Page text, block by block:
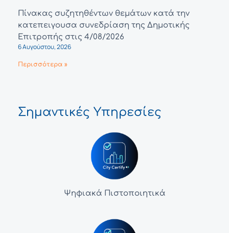
Πίνακας συζητηθέντων θεμάτων κατά την
κατεπειγουσα συνεδρίαση της Δημοτικής
Επιτροπής στις 4/08/2026
6 Αυγούστου, 2026
Περισσότερα »
Σημαντικές Υπηρεσίες
Ψηφιακά Πιστοποιητικά